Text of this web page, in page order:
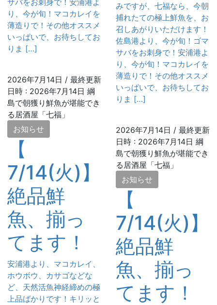
サバをお刺身で！安浦港よ
り、今が旬！マコカレイを
薄造りで！その他オススメ
いっぱいで、お待ちしてお
りま […]
2026年7月14日 / 最終更新
日時 : 2026年7月14日 綱
島で朝獲り鮮魚が堪能でき
る居酒屋「七福」
お知らせ
【
7/14(火)】
絶品鮮
魚、揃っ
てます！
安浦港より、マコカレイ、
ホウボウ、カサゴなどな
ど、天然活魚神経締めの極
上品ばかりです！キリッと
みですが、七福なら、今朝
捕れたての極上鮮魚を、お
召しあがりいただけます！
佐島港より、今が旬！ゴマ
サバをお刺身で！安浦港よ
り、今が旬！マコカレイを
薄造りで！その他オススメ
いっぱいで、お待ちしてお
りま […]
2026年7月14日 / 最終更新
日時 : 2026年7月14日 綱
島で朝獲り鮮魚が堪能でき
る居酒屋「七福」
お知らせ
【
7/14(火)】
絶品鮮
魚、揃っ
てます！